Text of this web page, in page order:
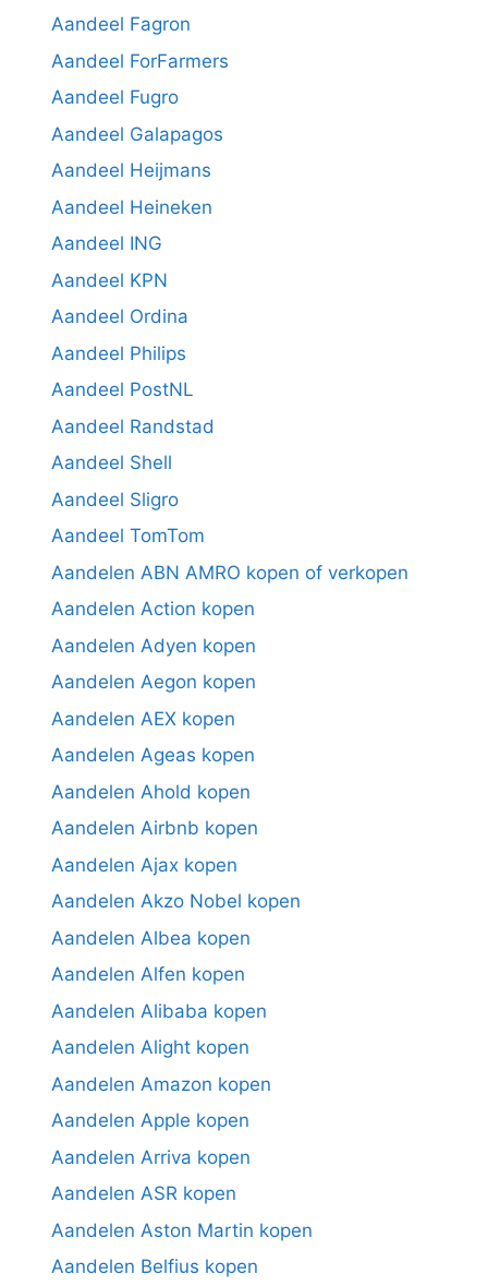
Aandeel Fagron
Aandeel ForFarmers
Aandeel Fugro
Aandeel Galapagos
Aandeel Heijmans
Aandeel Heineken
Aandeel ING
Aandeel KPN
Aandeel Ordina
Aandeel Philips
Aandeel PostNL
Aandeel Randstad
Aandeel Shell
Aandeel Sligro
Aandeel TomTom
Aandelen ABN AMRO kopen of verkopen
Aandelen Action kopen
Aandelen Adyen kopen
Aandelen Aegon kopen
Aandelen AEX kopen
Aandelen Ageas kopen
Aandelen Ahold kopen
Aandelen Airbnb kopen
Aandelen Ajax kopen
Aandelen Akzo Nobel kopen
Aandelen Albea kopen
Aandelen Alfen kopen
Aandelen Alibaba kopen
Aandelen Alight kopen
Aandelen Amazon kopen
Aandelen Apple kopen
Aandelen Arriva kopen
Aandelen ASR kopen
Aandelen Aston Martin kopen
Aandelen Belfius kopen